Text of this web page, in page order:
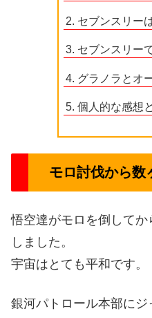
セブンスリー
セブンスリー
グラノラとオ
個人的な感想
モロ討伐から数
悟空達がモロを倒して
しました。
宇宙はとても平和です。
銀河パトロール本部に